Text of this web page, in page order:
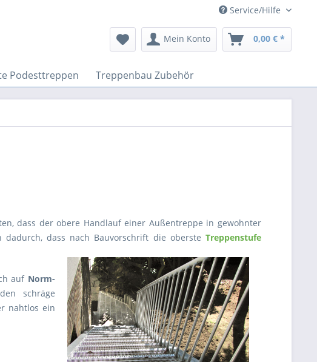
Service/Hilfe
Mein Konto 0,00 € *
Podesttreppen Treppenbau Zubehör
dass der obere Handlauf einer Außentreppe in gewohnter
dass nach Bauvorschrift die oberste Treppenstufe
auf Norm-
schräge
nahtlos ein